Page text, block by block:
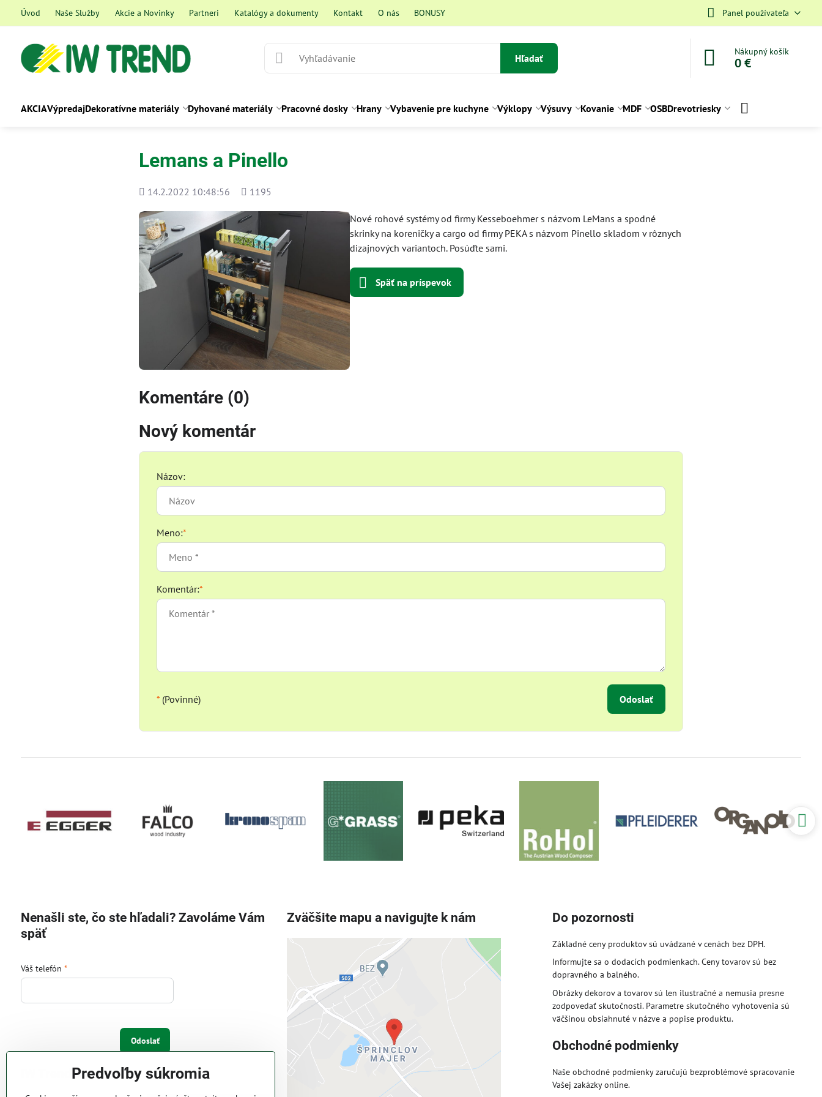
Úvod Naše Služby Akcie a Novinky Partneri Katalógy a dokumenty Kontakt O nás BONUSY Panel používateľa
Hľadať
Nákupný košík
0 €
AKCIAVýpredajDekoratívne materiály Dyhované materiály Pracovné dosky Hrany Vybavenie pre kuchyne Výklopy Výsuvy Kovanie MDF OSBDrevotriesky
Lemans a Pinello
Pridané
14.2.2022 10:48:56
Počet
1195
Nové rohové systémy od firmy Kesseboehmer s názvom LeMans a spodné
skrinky na koreničky a cargo od firmy PEKA s názvom Pinello skladom v rôznych
dizajnových variantoch. Posúďte sami.
Späť na príspevok
Komentáre (0)
Nový komentár
Názov:
Meno:*
Komentár:*
*(Povinné) Odoslať
Nenašli ste, čo ste hľadali? Zavoláme Vám
späť
Váš telefón *
Odoslať
IW Trend s.r.o.
Zväčšite mapu a navigujte k nám
Externý obsah je blokovaný
Prajete si načítať externý obsah?
Povoliť tentokrát
Povoliť a zapamätať - súhlas s druhom
cookie: Funkčné
Do pozornosti
Základné ceny produktov sú uvádzané v cenách bez DPH.
Informujte sa o dodacích podmienkach. Ceny tovarov sú bez
dopravného a balného.
Obrázky dekorov a tovarov sú len ilustračné a nemusia presne
zodpovedať skutočnosti. Parametre skutočného vyhotovenia sú
väčšinou obsiahnuté v názve a popise produktu.
Obchodné podmienky
Naše obchodné podmienky zaručujú bezproblémové spracovanie
Vašej zakázky online.
Predvoľby súkromia